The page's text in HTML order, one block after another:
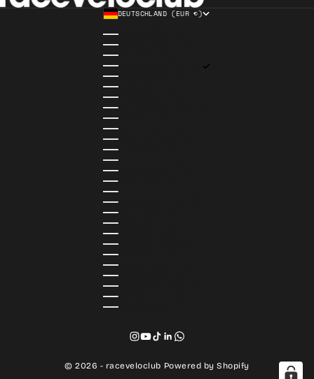
DEUTSCHLAND (EUR €)
BELGIEN (EUR €)
BULGARIEN (EUR €)
DÄNEMARK (DKK KR.)
DEUTSCHLAND (EUR €)
ESTLAND (EUR €)
FINNLAND (EUR €)
FRANKREICH (EUR €)
GRIECHENLAND (EUR €)
IRLAND (EUR €)
ITALIEN (EUR €)
KROATIEN (EUR €)
LETTLAND (EUR €)
LITAUEN (EUR €)
LUXEMBURG (EUR €)
MALTA (EUR €)
NIEDERLANDE (EUR €)
ÖSTERREICH (EUR €)
POLEN (PLN ZŁ)
PORTUGAL (EUR €)
RUMÄNIEN (RON LEI)
SCHWEDEN (SEK KR)
SLOWAKEI (EUR €)
SLOWENIEN (EUR €)
SPANIEN (EUR €)
TSCHECHIEN (CZK KČ)
UNGARN (HUF FT)
ZYPERN (EUR €)
© 2026 - raceveloclub Powered by Shopify